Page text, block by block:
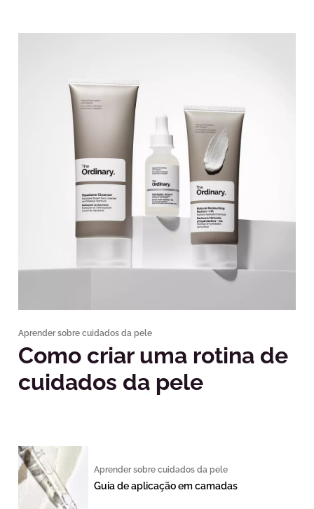
Aprender sobre cuidados da pele
Como criar uma rotina de
cuidados da pele
Aprender sobre cuidados da pele
Guia de aplicação em camadas